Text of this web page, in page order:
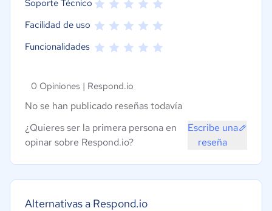
Alternativas a Respond.io
Soporte Técnico
Facilidad de uso
Funcionalidades
0 Opiniones | Respond.io
No se han publicado reseñas todavía
¿Quieres ser la primera persona en
opinar sobre Respond.io?
Escribe una
reseña